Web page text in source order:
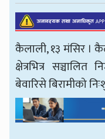
कैलाली, १३ मंसिर ।
क्षेत्रभित्र
बेवारिसे बिरामीको